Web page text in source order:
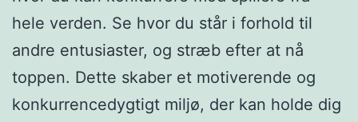
hele verden. Se hvor du står i forhold til
andre entusiaster, og stræb efter at nå
toppen. Dette skaber et motiverende og
konkurrencedygtigt miljø, der kan holde dig